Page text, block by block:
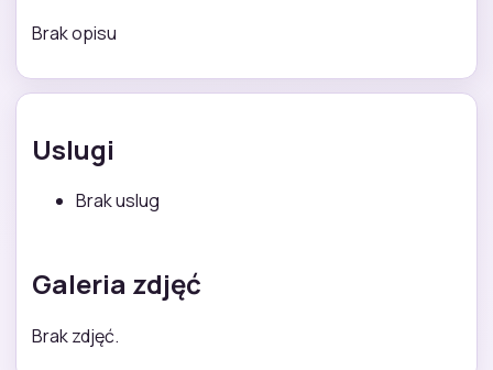
Brak opisu
Uslugi
Brak uslug
Galeria zdjęć
Brak zdjęć.